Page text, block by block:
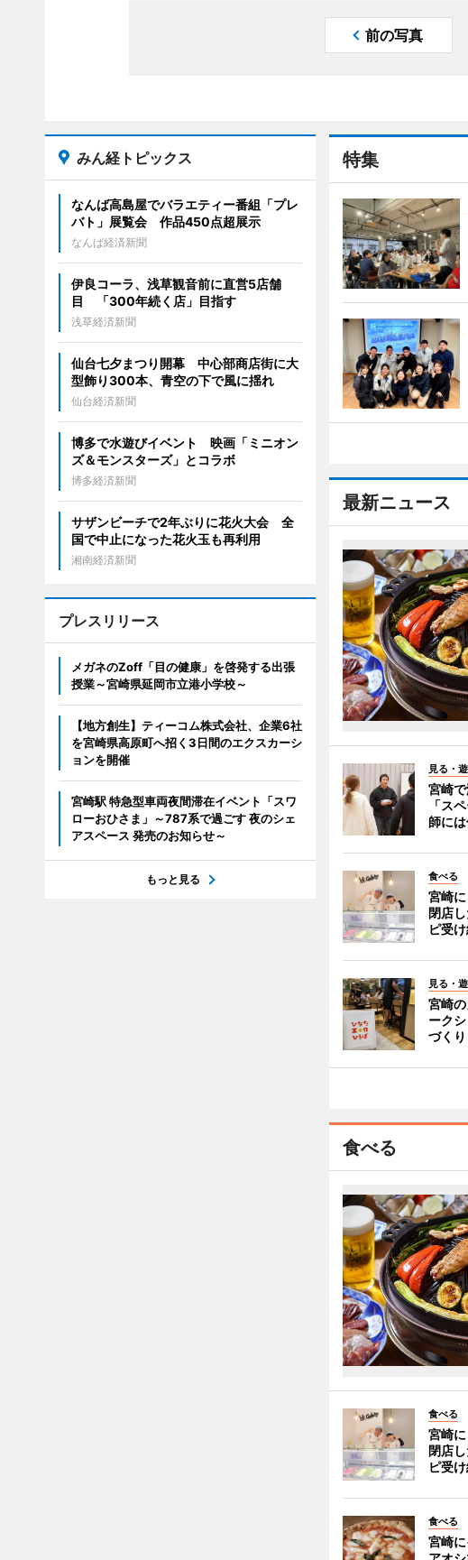
前の写真
特集
最新ニュース
見る・
宮崎
「ス
師に
食べる
宮崎
閉店
ピ受
見る・
宮崎
ーク
づく
食べる
食べる
宮崎
閉店
ピ受
食べる
宮崎
みん経トピックス
なんば高島屋でバラエティー番組「プレ
バト」展覧会 作品450点超展示
なんば経済新聞
伊良コーラ、浅草観音前に直営5店舗
目 「300年続く店」目指す
浅草経済新聞
仙台七夕まつり開幕 中心部商店街に大
型飾り300本、青空の下で風に揺れ
仙台経済新聞
博多で水遊びイベント 映画「ミニオン
ズ＆モンスターズ」とコラボ
博多経済新聞
サザンビーチで2年ぶりに花火大会 全
国で中止になった花火玉も再利用
湘南経済新聞
プレスリリース
メガネのZoff「目の健康」を啓発する出張
授業～宮崎県延岡市立港小学校～
【地方創生】ティーコム株式会社、企業6社
を宮崎県高原町へ招く3日間のエクスカーシ
ョンを開催
宮崎駅 特急型車両夜間滞在イベント「スワ
ローおひさま」～787系で過ごす 夜のシェ
アスペース 発売のお知らせ～
もっと見る